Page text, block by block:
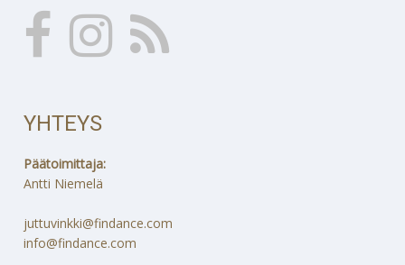
YHTEYS
Päätoimittaja:
Antti Niemelä
juttuvinkki@findance.com
info@findance.com